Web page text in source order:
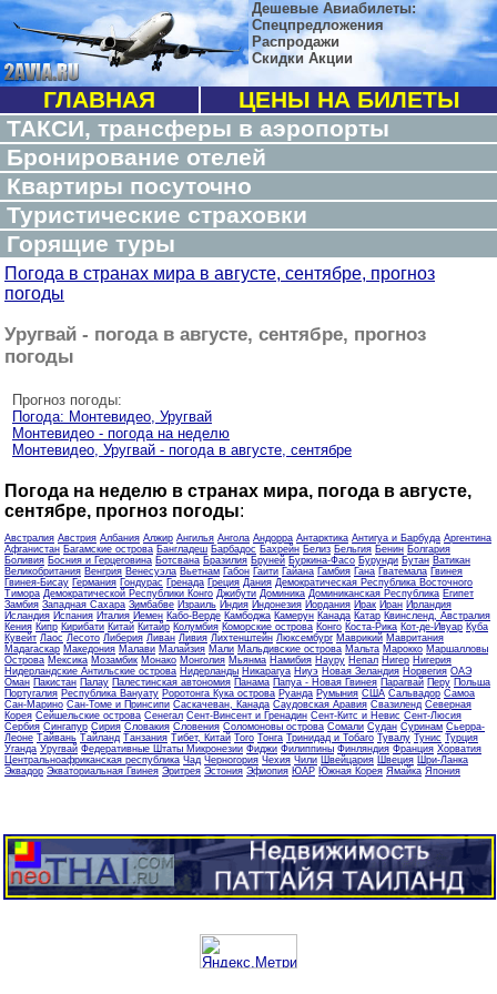
Дешевые Авиабилеты:
Спецпредложения
Распродажи
Скидки Акции
ГЛАВНАЯ
ЦЕНЫ НА БИЛЕТЫ
ТАКСИ, трансферы в аэропорты
Бронирование отелей
Квартиры посуточно
Туристические страховки
Горящие туры
Погода в странах мира в августе, сентябре, прогноз
погоды
Уругвай - погода в августе, сентябре, прогноз
погоды
Прогноз погоды:
Погода: Монтевидео, Уругвай
Монтевидео - погода на неделю
Монтевидео, Уругвай - погода в августе, сентябре
Погода на неделю в странах мира, погода в августе,
сентябре, прогноз погоды:
Австралия Австрия Албания Алжир Ангилья Ангола Андорра Антарктика Антигуа и Барбуда Аргентина
Афганистан Багамские острова Бангладеш Барбадос Бахрейн Белиз Бельгия Бенин Болгария
Боливия Босния и Герцеговина Ботсвана Бразилия Бруней Буркина-Фасо Бурунди Бутан Ватикан
Великобритания Венгрия Венесуэла Вьетнам Габон Гаити Гайана Гамбия Гана Гватемала Гвинея
Гвинея-Бисау Германия Гондурас Гренада Греция Дания Демократическая Республика Восточного
Тимора Демократической Республики Конго Джибути Доминика Доминиканская Республика Египет
Замбия Западная Сахара Зимбабве Израиль Индия Индонезия Иордания Ирак Иран Ирландия
Исландия Испания Италия Йемен Кабо-Верде Камбоджа Камерун Канада Катар Квинсленд, Австралия
Кения Кипр Кирибати Китай Китайр Колумбия Коморские острова Конго Коста-Рика Кот-де-Ивуар Куба
Кувейт Лаос Лесото Либерия Ливан Ливия Лихтенштейн Люксембург Маврикий Мавритания
Мадагаскар Македония Малави Малайзия Мали Мальдивские острова Мальта Марокко Маршалловы
Острова Мексика Мозамбик Монако Монголия Мьянма Намибия Науру Непал Нигер Нигерия
Нидерландские Антильские острова Нидерланды Никарагуа Ниуэ Новая Зеландия Норвегия ОАЭ
Оман Пакистан Палау Палестинская автономия Панама Папуа - Новая Гвинея Парагвай Перу Польша
Португалия Республика Вануату Роротонга Кука острова Руанда Румыния США Сальвадор Самоа
Сан-Марино Сан-Томе и Принсипи Саскачеван, Канада Саудовская Аравия Свазиленд Северная
Корея Сейшельские острова Сенегал Сент-Винсент и Гренадин Сент-Китс и Невис Сент-Люсия
Сербия Сингапур Сирия Словакия Словения Соломоновы острова Сомали Судан Суринам Сьерра-
Леоне Тайвань Тайланд Танзания Тибет, Китай Того Тонга Тринидад и Тобаго Тувалу Тунис Турция
Уганда Уругвай Федеративные Штаты Микронезии Фиджи Филиппины Финляндия Франция Хорватия
Центральноафриканская республика Чад Черногория Чехия Чили Швейцария Швеция Шри-Ланка
Эквадор Экваториальная Гвинея Эритрея Эстония Эфиопия ЮАР Южная Корея Ямайка Япония